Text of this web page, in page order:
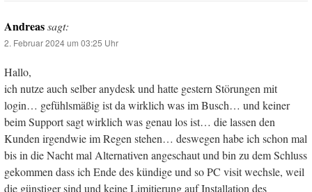
Andreassagt:
2. Februar 2024 um 03:25 Uhr
Hallo,
ich nutze auch selber anydesk und hatte gestern Störungen mit
login… gefühlsmäßig ist da wirklich was im Busch… und keiner
beim Support sagt wirklich was genau los ist… die lassen den
Kunden irgendwie im Regen stehen… deswegen habe ich schon mal
bis in die Nacht mal Alternativen angeschaut und bin zu dem Schluss
gekommen dass ich Ende des kündige und so PC visit wechsle, weil
die günstiger sind und keine Limitierung auf Installation des